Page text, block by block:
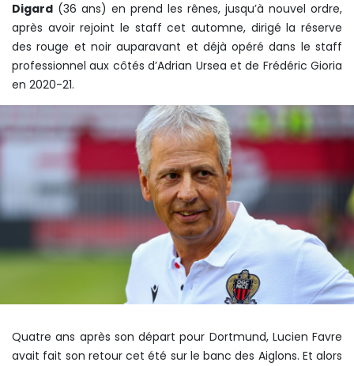
Digard (36 ans) en prend les rênes, jusqu’à nouvel ordre,
après avoir rejoint le staff cet automne, dirigé la réserve
des rouge et noir auparavant et déjà opéré dans le staff
professionnel aux côtés d’Adrian Ursea et de Frédéric Gioria
en 2020-21.
Quatre ans après son départ pour Dortmund, Lucien Favre
avait fait son retour cet été sur le banc des Aiglons. Et alors